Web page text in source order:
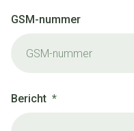
GSM-nummer
Bericht